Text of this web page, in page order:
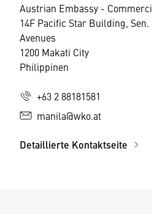
Austrian Embassy -
14F Pacific Star Building,
Avenues
1200 Makati City
Philippinen
+63 2 88181581
manila@wko.at
Detaillierte Kontaktseite